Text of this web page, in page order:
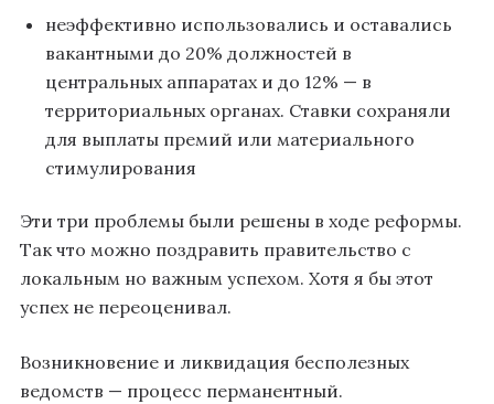
неэффективно использовались и оставались
вакантными до 20% должностей в
центральных аппаратах и до 12% — в
территориальных органах. Ставки сохраняли
для выплаты премий или материального
стимулирования
Эти три проблемы были решены в ходе реформы.
Так что можно поздравить правительство с
локальным но важным успехом. Хотя я бы этот
успех не переоценивал.
Возникновение и ликвидация бесполезных
ведомств — процесс перманентный.